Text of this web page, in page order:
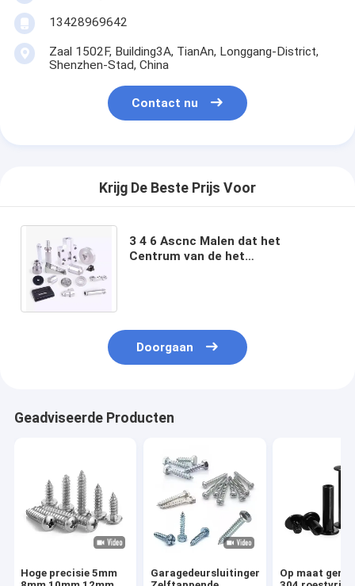
13428969642
Zaal 1502F, Building3A, TianAn, Longgang-District,
Shenzhen-Stad, China
Contact nu
Krijg De Beste Prijs Voor
3 4 6 Ascnc Malen dat het
Centrum van de het
Doorgaan
Geadviseerde Producten
Hoge precisie 5mm
Garagedeursluitingen,
Op maat